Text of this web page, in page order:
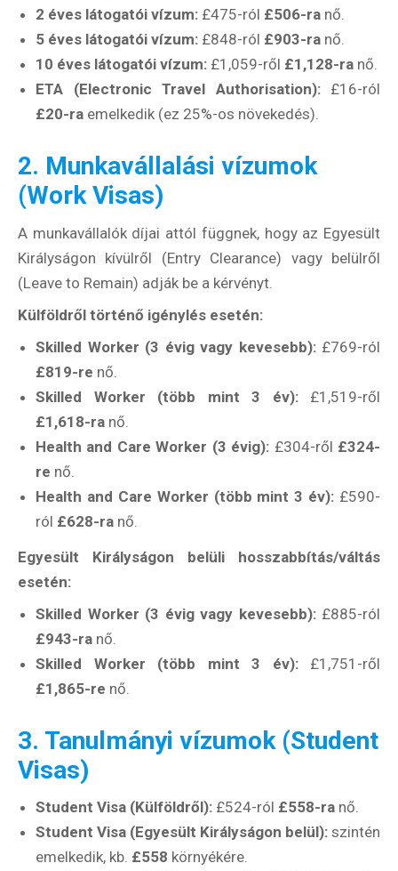
2 éves látogatói vízum: £475-ról £506-ra nő.
5 éves látogatói vízum: £848-ról £903-ra nő.
10 éves látogatói vízum: £1,059-ről £1,128-ra nő.
ETA (Electronic Travel Authorisation):£16-ról
£20-ra emelkedik (ez 25%-os növekedés).
2. Munkavállalási vízumok
(Work Visas)
A munkavállalók díjai attól függnek, hogy az Egyesült
Királyságon kívülről (Entry Clearance) vagy belülről
(Leave to Remain) adják be a kérvényt.
Külföldről történő igénylés esetén:
Skilled Worker (3 évig vagy kevesebb):£769-ról
£819-re nő.
Skilled Worker (több mint 3 év):£1,519-ről
£1,618-ra nő.
Health and Care Worker (3 évig): £304-ről £324-
re nő.
Health and Care Worker (több mint 3 év): £590-
ról £628-ra nő.
Egyesült Királyságon belüli hosszabbítás/váltás
esetén:
Skilled Worker (3 évig vagy kevesebb):£885-ról
£943-ra nő.
Skilled Worker (több mint 3 év):£1,751-ről
£1,865-re nő.
3. Tanulmányi vízumok (Student
Visas)
Student Visa (Külföldről): £524-ról £558-ra nő.
Student Visa (Egyesült Királyságon belül): szintén
emelkedik, kb. £558 környékére.